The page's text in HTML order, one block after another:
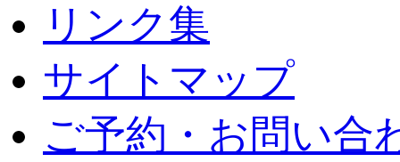
リンク集
サイトマップ
ご予約・お問い合